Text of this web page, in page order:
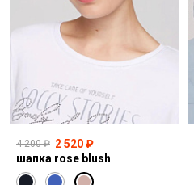
4 200 ₽ 2 520 ₽
шапка rose blush